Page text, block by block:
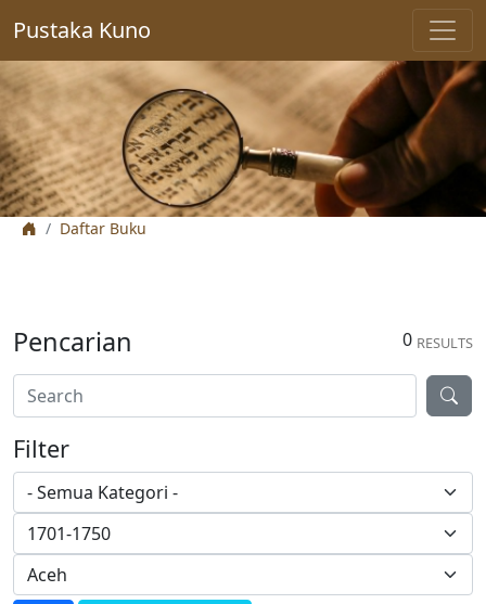
Pustaka Kuno
Daftar Buku
0 RESULTS
Pencarian
Filter